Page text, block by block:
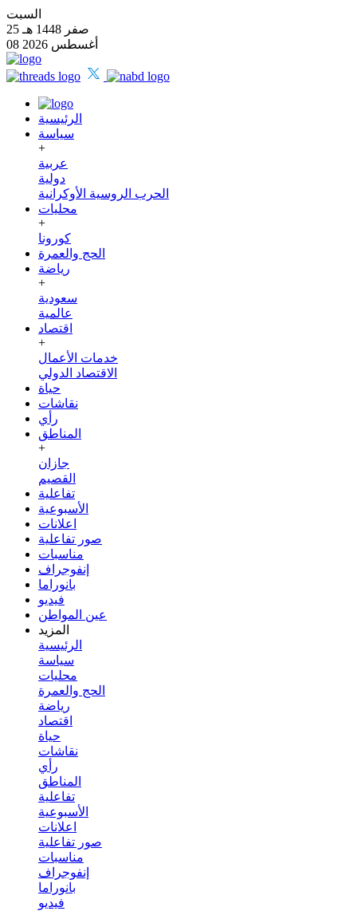
السبت
25 صفر 1448 هـ
08 أغسطس 2026
الرئيسية
سياسة
+
عربية
دولية
الحرب الروسية الأوكرانية
محليات
+
كورونا
الحج والعمرة
رياضة
+
سعودية
عالمية
اقتصاد
+
خدمات الأعمال
الاقتصاد الدولي
حياة
نقاشات
رأي
المناطق
+
جازان
القصيم
تفاعلية
الأسبوعية
اعلانات
صور تفاعلية
مناسبات
إنفوجراف
بانوراما
فيديو
عين المواطن
المزيد
الرئيسية
سياسة
محليات
الحج والعمرة
رياضة
اقتصاد
حياة
نقاشات
رأي
المناطق
تفاعلية
الأسبوعية
اعلانات
صور تفاعلية
مناسبات
إنفوجراف
بانوراما
فيديو